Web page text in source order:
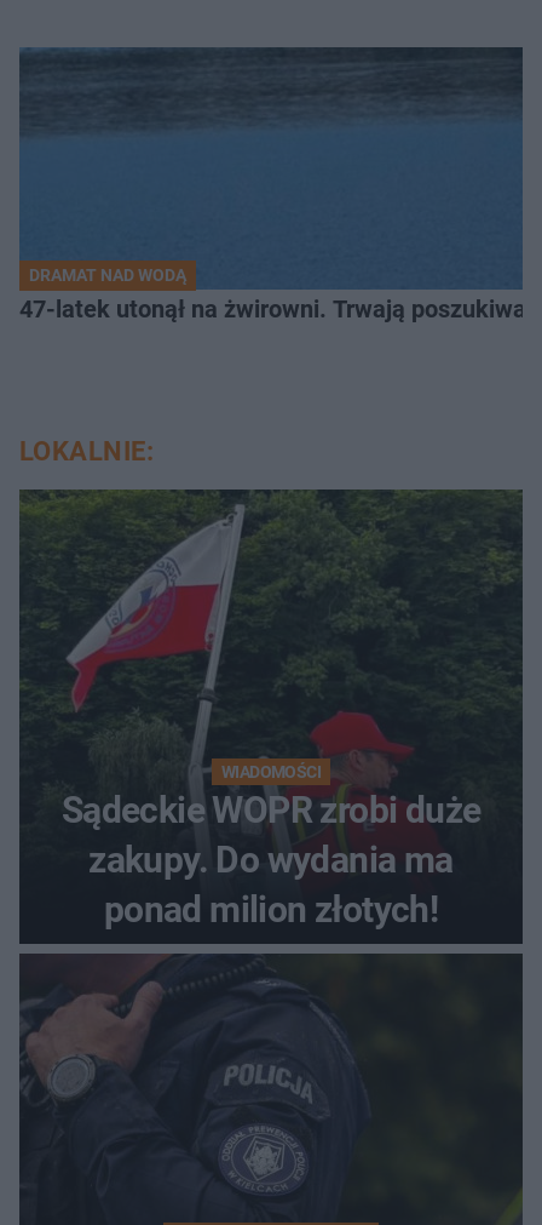
DRAMAT NAD WODĄ
47-latek utonął na żwirowni. Trwają
LOKALNIE:
WIADOMOŚCI
Sądeckie WOPR zrobi duże
zakupy. Do wydania ma
ponad milion złotych!